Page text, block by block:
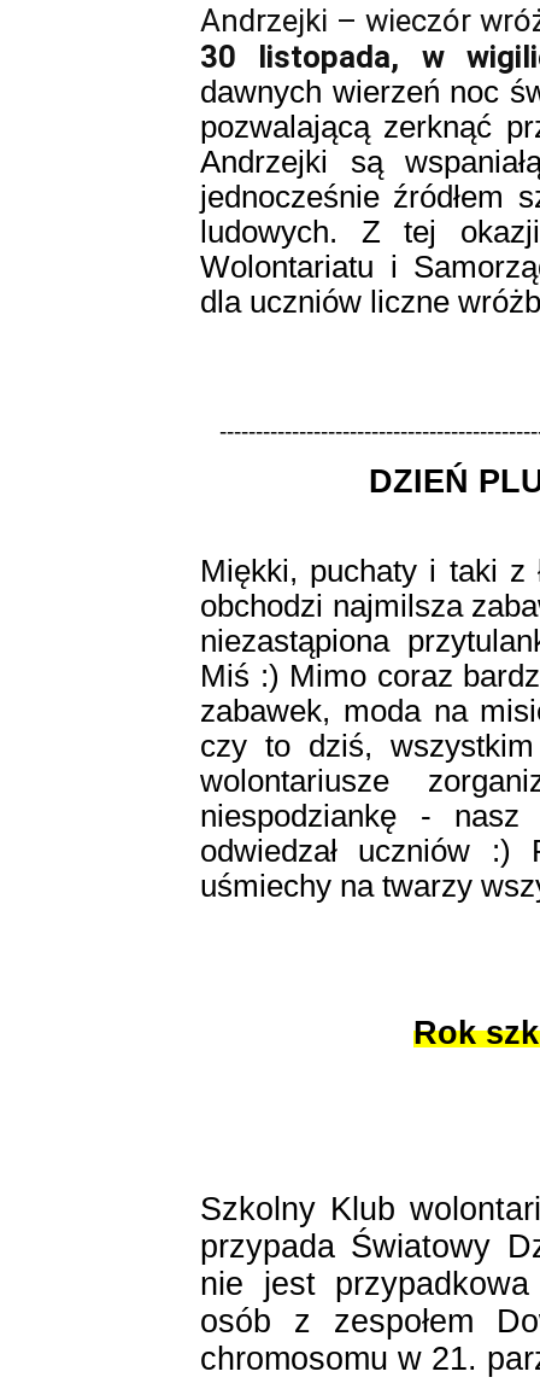
Andrzejki – wieczór
30 listopada, w
dawnych wierzeń noc
pozwalającą zerknąć
Andrzejki są
jednocześnie źródłem
ludowych. Z tej
Wolontariatu i
dla uczniów liczne
DZIEŃ
Miękki, puchaty i taki z
obchodzi najmilsza
niezastąpiona
Miś :) Mimo coraz
zabawek, moda na
czy to dziś,
wolontariusze
niespodziankę -
odwiedzał uczniów :)
uśmiechy na twarzy
Rok
Szkolny Klub
przypada Światowy
nie jest
osób z zespołem
chromosomu w 21.